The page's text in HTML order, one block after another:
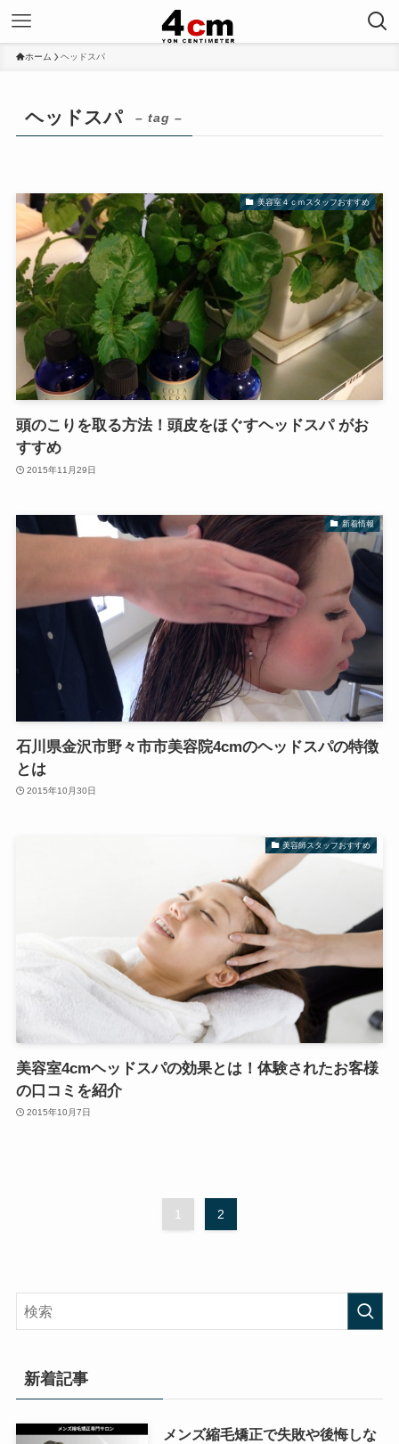
ホーム ヘッドスパ
ヘッドスパ – tag –
美容室４ｃｍスタッフおすすめ
頭のこりを取る方法！頭皮をほぐすヘッドスパ がお
すすめ
2015年11月29日
新着情報
石川県金沢市野々市市美容院4cmのヘッドスパの特徴
とは
2015年10月30日
美容師スタッフおすすめ
美容室4cmヘッドスパの効果とは！体験されたお客様
の口コミを紹介
2015年10月7日
1 2
新着記事
メンズ縮毛矯正で失敗や後悔しな